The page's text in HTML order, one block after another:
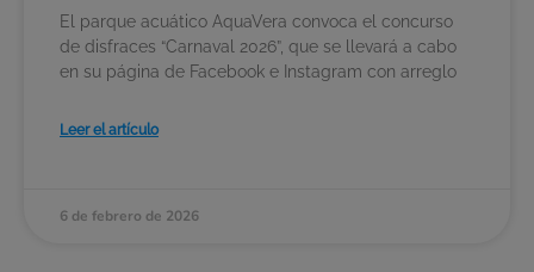
El parque acuático AquaVera convoca el concurso
de disfraces “Carnaval 2026”, que se llevará a cabo
en su página de Facebook e Instagram con arreglo
Leer el artículo
6 de febrero de 2026